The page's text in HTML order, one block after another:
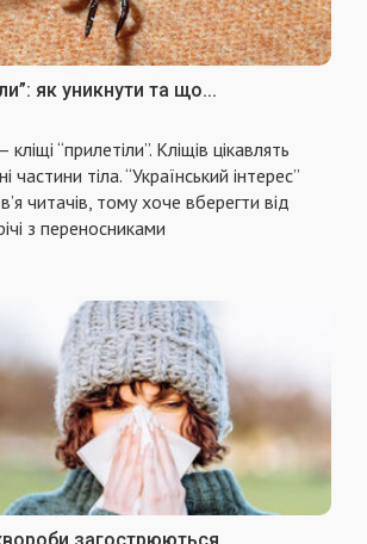
як уникнути та що...
“прилетіли”. Кліщів цікавлять
частини тіла. “Український інтерес”
читачів, тому хоче вберегти від
з переносниками